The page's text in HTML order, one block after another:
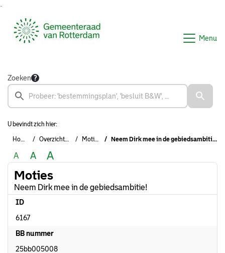
Menu
Zoeken
U bevindt zich hier:
Home Overzichten Moties Neem Dirk mee in de gebiedsambitie!
A A A
Moties
Neem Dirk mee in de gebiedsambitie!
ID
6167
BB nummer
25bb005008